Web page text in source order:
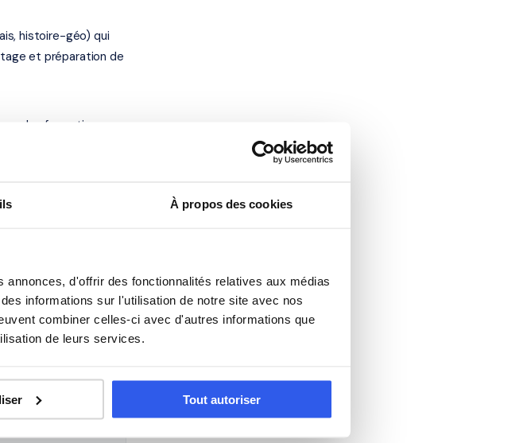
À propos des cookies
d'offrir des fonctionnalités relatives aux médias
informations sur l'utilisation de notre site avec nos
combiner celles-ci avec d'autres informations que
de leurs services.
Tout autoriser
histoire-géo) qui
et préparation de
des formations
aussi à ce
au 69 rue de
et dans les villes